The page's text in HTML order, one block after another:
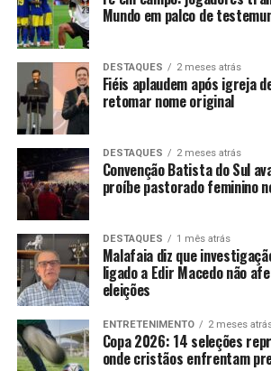
Mundo em palco de
DESTAQUES 2 meses atrás
Fiéis aplaudem após igreja
retomar nome original
DESTAQUES 2 meses atrás
Convenção Batista do Sul
proíbe pastorado feminino
DESTAQUES 1 mês atrás
Malafaia diz que
ligado a Edir Macedo não
eleições
ENTRETENIMENTO 2 meses
Copa 2026: 14 seleções
onde cristãos enfrentam